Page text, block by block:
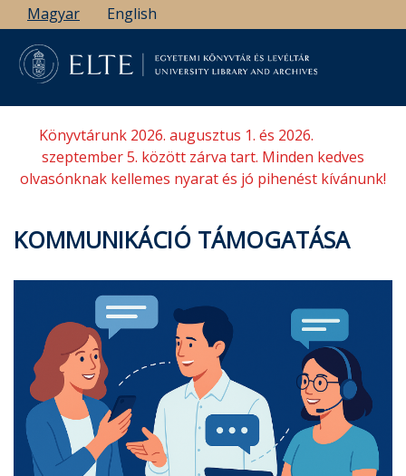
Ugrás
a
tartalomra
Magyar English
Könyvtárunk 2026. augusztus 1. és 2026.
szeptember 5. között zárva tart. Minden kedves
olvasónknak kellemes nyarat és jó pihenést kívánunk!
KOMMUNIKÁCIÓ TÁMOGATÁSA